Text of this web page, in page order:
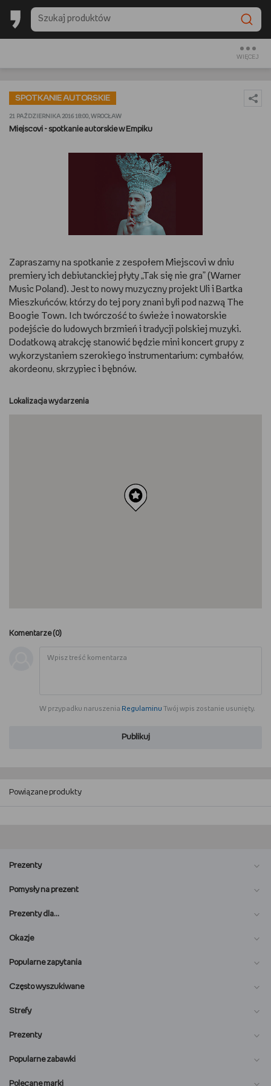
WIĘCEJ
BESTSELLERY EMPIKU 2025
OGLĄDAM
URZĄDZAM I DEKORUJĘ
RYSUJĘ
DIY
MAM ZWIERZĘTA
SPOTKANIE AUTORSKIE
21 PAŹDZIERNIKA 2016 18:00, WROCŁAW
Miejscovi - spotkanie autorskie w Empiku
Zapraszamy na spotkanie z zespołem Miejscovi w dniu
premiery ich debiutanckiej płyty „Tak się nie gra” (Warner
Music Poland). Jest to nowy muzyczny projekt Uli i Bartka
Mieszkuńców, którzy do tej pory znani byli pod nazwą The
Boogie Town. Ich twórczość to świeże i nowatorskie
podejście do ludowych brzmień i tradycji polskiej muzyki.
Dodatkową atrakcję stanowić będzie mini koncert grupy z
wykorzystaniem szerokiego instrumentarium: cymbałów,
akordeonu, skrzypiec i bębnów.
Lokalizacja wydarzenia
Komentarze (0)
W przypadku naruszenia Regulaminu Twój wpis zostanie usunięty.
Publikuj
Powiązane produkty
Prezenty
Pomysły na prezent
Prezenty dla…
Okazje
Popularne zapytania
Często wyszukiwane
Strefy
Prezenty
Popularne zabawki
Polecane marki